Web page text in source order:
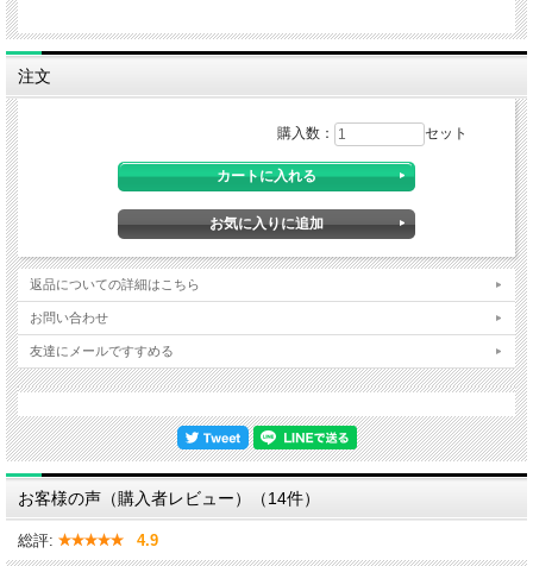
まさに夏の定番中の定番！！歴史の古いずっと夏の人気商品です！！
■最近の「花火柄」や「祭柄」、「金魚柄」、「ナイスうちわ」等よりひと回り大
きな実用タイプです。
が変化します。
■取っ手の部分に弾力があり、実用性にも優れます。
■1個あたりの単価は税別108円。商品サイズ約２７．５×１６．８×１．４cm、電
池付き。 柄の色アソート。
※商品名と柄の色は変化する事がございます。予めご了承ください。
注文
購入数： セット
返品についての詳細はこちら
お問い合わせ
友達にメールですすめる
お客様の声（購入者レビュー）（14件）
総評: 4.9